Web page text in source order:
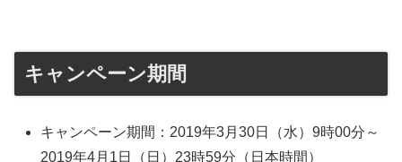
キャンペーン期間
キャンペーン期間：2019年3月30日（水）9時00分～
2019年4月1日（日）23時59分（日本時間）